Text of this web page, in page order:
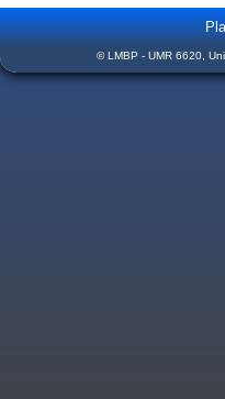
© LMBP - UMR 6620,